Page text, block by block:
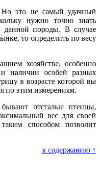
это не самый удачный
нужно точно знать
данной породы. В случае
то определить по весу
хозяйстве, особенно
наличии особей разных
в возрасте которой вы
по этим измерениям.
отсталые птенцы,
вес для своей
способом позволит
к содержанию ↑